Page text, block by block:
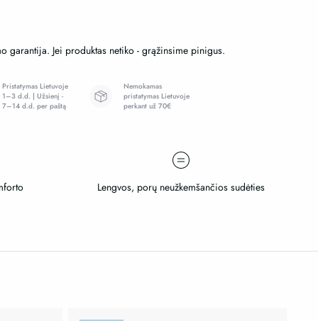
garantija. Jei produktas netiko - grąžinsime pinigus.
Pristatymas Lietuvoje
1–3 d.d. | Užsienį -
7–14 d.d. per paštą
Nemokamas
pristatymas Lietuvoje
perkant už 70€
Lengvos, porų neužkemšančios sudėties